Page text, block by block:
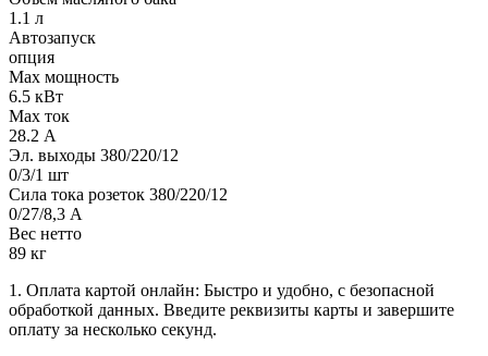
1.1 л
Автозапуск
опция
Max мощность
6.5 кВт
Max ток
28.2 А
Эл. выходы 380/220/12
0/3/1 шт
Сила тока розеток 380/220/12
0/27/8,3 А
Вес нетто
89 кг
1. Оплата картой онлайн: Быстро и удобно, с безопасной
обработкой данных. Введите реквизиты карты и завершите
оплату за несколько секунд.